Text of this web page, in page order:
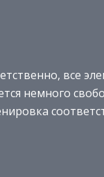
все
немного